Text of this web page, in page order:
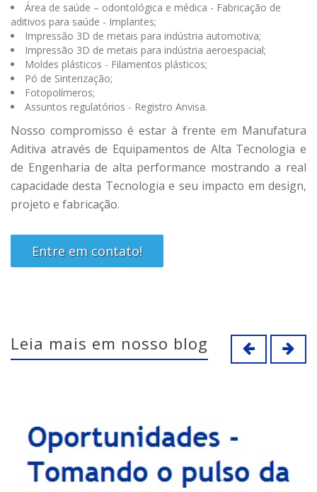
Área de saúde – odontológica e médica - Fabricação de
aditivos para saúde - Implantes;
Impressão 3D de metais para indústria automotiva;
Impressão 3D de metais para indústria aeroespacial;
Moldes plásticos - Filamentos plásticos;
Pó de Sinterização;
Fotopolímeros;
Assuntos regulatórios - Registro Anvisa.
Nosso compromisso é estar à frente em Manufatura
Aditiva através de Equipamentos de Alta Tecnologia e
de Engenharia de alta performance mostrando a real
capacidade desta Tecnologia e seu impacto em design,
projeto e fabricação.
Entre em contato!
Leia mais em nosso blog